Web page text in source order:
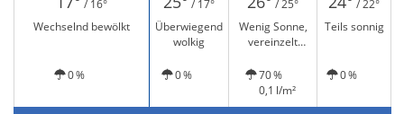
/ 16° / 17° / 25°
/ 22°
Wechselnd bewölkt
Überwiegend
wolkig
Wenig Sonne,
vereinzelt
Teils sonnig
0 % 0 %
70 %
0,1 l/m²
0 %